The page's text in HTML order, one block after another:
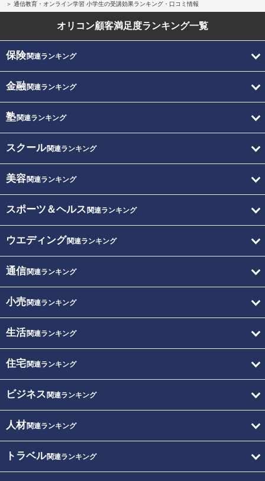
通信教育・オンライン学習 小学生の受講効果ランキング・口コミ情報
オリコン顧客満足度ランキング一覧
保険関連ランキング
金融関連ランキング
塾関連ランキング
スクール関連ランキング
美容関連ランキング
スポーツ＆ヘルス 関連ランキング
ウエディング関連ランキング
通信関連ランキング
小売関連ランキング
生活関連ランキング
住宅関連ランキング
ビジネス 関連ランキング
人材関連ランキング
トラベル関連ランキング